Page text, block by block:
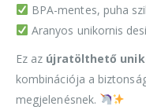
BPA-mentes, puha
Aranyos unikornis
Ez az újratölthető
kombinációja a
megjelenésnek.